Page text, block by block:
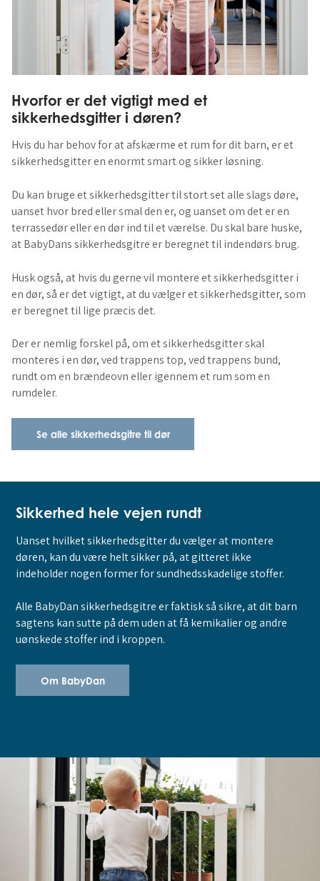
Hvorfor er det vigtigt med et
sikkerhedsgitter i døren?
Hvis du har behov for at afskærme et rum for dit barn, er et
sikkerhedsgitter en enormt smart og sikker løsning.
Du kan bruge et sikkerhedsgitter til stort set alle slags døre,
uanset hvor bred eller smal den er, og uanset om det er en
terrassedør eller en dør ind til et værelse. Du skal bare huske,
at BabyDans sikkerhedsgitre er beregnet til indendørs brug.
Husk også, at hvis du gerne vil montere et sikkerhedsgitter i
en dør, så er det vigtigt, at du vælger et sikkerhedsgitter, som
er beregnet til lige præcis det.
Der er nemlig forskel på, om et sikkerhedsgitter skal
monteres i en dør, ved trappens top, ved trappens bund,
rundt om en brændeovn eller igennem et rum som en
rumdeler.
Se alle sikkerhedsgitre til dør
Sikkerhed hele vejen rundt
Uanset hvilket sikkerhedsgitter du vælger at montere
døren, kan du være helt sikker på, at gitteret ikke
indeholder nogen former for sundhedsskadelige stoffer.
Alle BabyDan sikkerhedsgitre er faktisk så sikre, at dit barn
sagtens kan sutte på dem uden at få kemikalier og andre
uønskede stoffer ind i kroppen.
Om BabyDan